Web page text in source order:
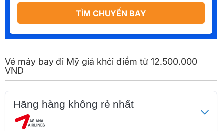
TÌM CHUYẾN BAY
Vé máy bay đi Mỹ giá khởi điểm từ 12.500.000
VND
Hãng hàng không rẻ nhất